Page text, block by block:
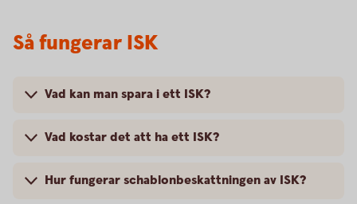
Så fungerar ISK
Vad kan man spara i ett ISK?
Vad kostar det att ha ett ISK?
Hur fungerar schablonbeskattningen av ISK?